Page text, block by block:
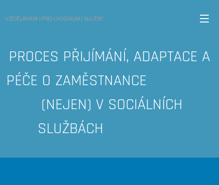
VZDĚLÁVÁNÍ | PRO | SOCIÁLNÍ | SLUŽBY
PROCES PŘIJÍMÁNÍ, ADAPTACE A
PÉČE O ZAMĚSTNANCE
(NEJEN) V SOCIÁLNÍCH
SLUŽBÁCH